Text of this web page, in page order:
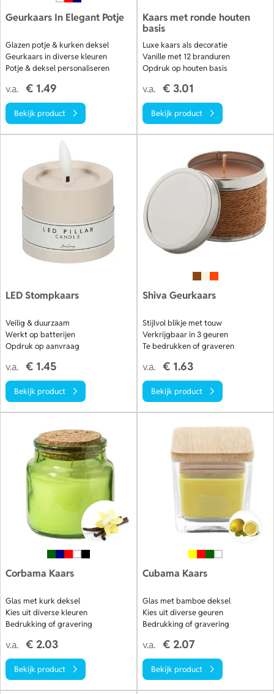
Geurkaars In Elegant Potje
Glazen potje & kurken deksel
Geurkaars in diverse kleuren
Potje & deksel personaliseren
v.a. € 1.49
Bekijk product
Kaars met ronde houten
basis
Luxe kaars als decoratie
Vanille met 12 branduren
Opdruk op houten basis
v.a. € 3.01
Bekijk product
LED Stompkaars
Veilig & duurzaam
Werkt op batterijen
Opdruk op aanvraag
v.a. € 1.45
Bekijk product
Shiva Geurkaars
Stijlvol blikje met touw
Verkrijgbaar in 3 geuren
Te bedrukken of graveren
v.a. € 1.63
Bekijk product
Corbama Kaars
Glas met kurk deksel
Kies uit diverse kleuren
Bedrukking of gravering
v.a. € 2.03
Bekijk product
Cubama Kaars
Glas met bamboe deksel
Kies uit diverse geuren
Bedrukking of gravering
v.a. € 2.07
Bekijk product